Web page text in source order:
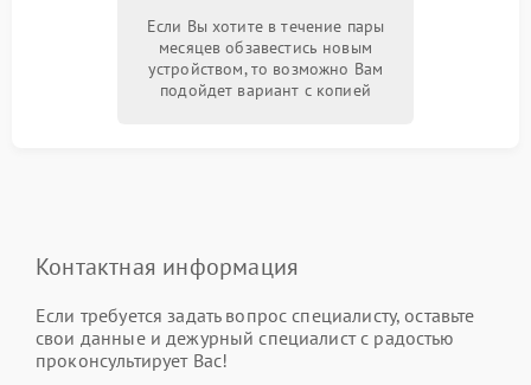
Если Вы хотите в течение пары
месяцев обзавестись новым
устройством, то возможно Вам
подойдет вариант с копией
Контактная информация
Если требуется задать вопрос специалисту, оставьте
свои данные и дежурный специалист с радостью
проконсультирует Вас!